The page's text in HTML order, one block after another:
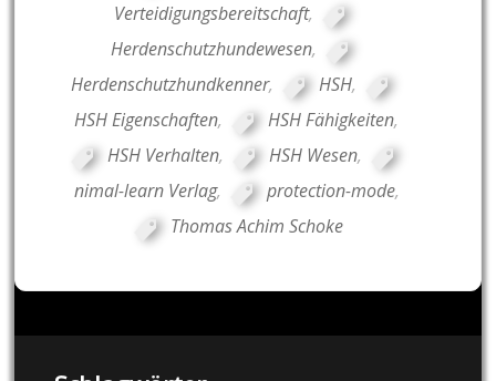
Verteidigungsbereitschaft,
Herdenschutzhundewesen,
Herdenschutzhundkenner, HSH,
HSH Eigenschaften, HSH Fähigkeiten,
HSH Verhalten, HSH Wesen,
nimal-learn Verlag, protection-mode,
Thomas Achim Schoke